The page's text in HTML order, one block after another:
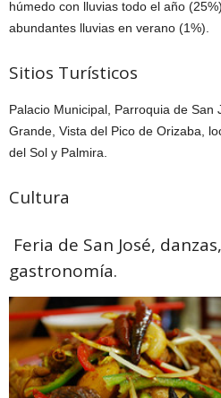
húmedo con lluvias todo el año
abundantes lluvias en verano (1%).
Sitios Turísticos
Palacio Municipal, Parroquia de San
Grande, Vista del Pico de Orizaba,
del Sol y Palmira.
Cultura
Feria de San José,
gastronomía.